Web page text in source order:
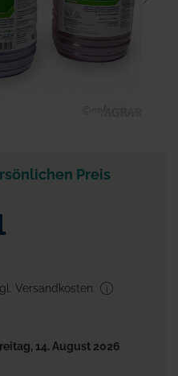
Preis
Versandkosten
14. August 2026